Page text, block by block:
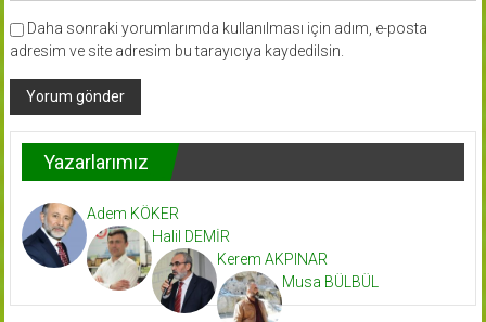
Daha sonraki yorumlarımda kullanılması için adım, e-posta
adresim ve site adresim bu tarayıcıya kaydedilsin.
Yazarlarımız
Adem KÖKER
Halil DEMİR
Kerem AKPINAR
Musa BÜLBÜL